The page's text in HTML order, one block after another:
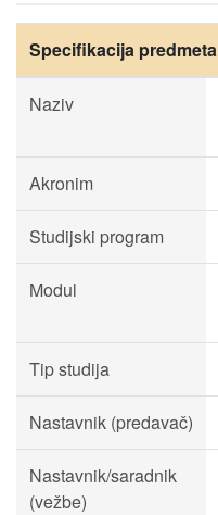
Specifikacija predmeta
Naziv
Akronim
Studijski program
Modul
Tip studija
Nastavnik (predavač)
Nastavnik/saradnik
(vežbe)